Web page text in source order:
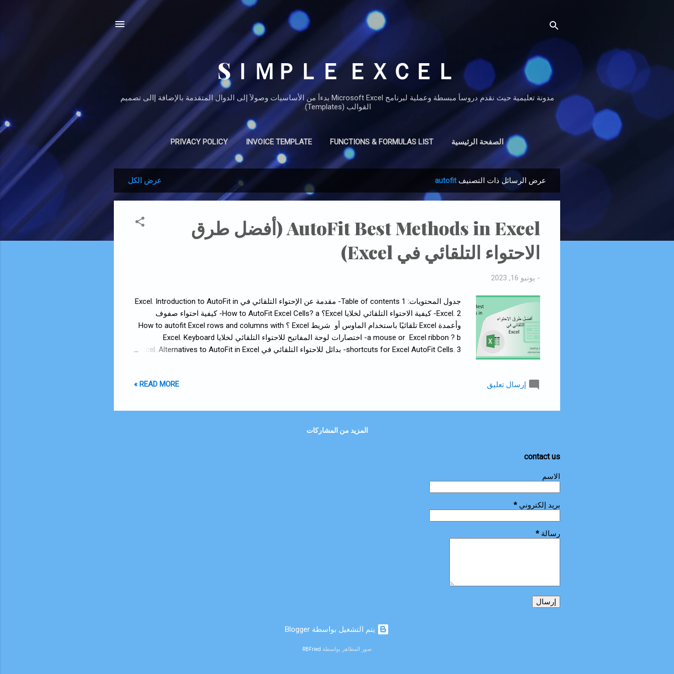
التخطي إلى المحتوى الرئيسي
SＩＭＰＬＥ ＥＸＣＥＬ
مدونة تعليمية حيث نقدم دروساَ مبسطة وعملية لبرنامج Microsoft Excel بدءاَ من الأساسيات وصولاَ إلى الدوال المتقدمة بالإضافة إالى تصميم
القوالب (Templates).
الصفحة الرئيسية FUNCTIONS & FORMULAS LIST
INVOICE TEMPLATE
PRIVACY POLICY
ل
عرض الرسائل ذات التصنيفautofit عرض الكل
AutoFit Best Methods in Excel (أفضل طرق
الاحتواء التلقائي في Excel)
- يونيو 16, 2023
جدول المحتويات: Table of contents 1- مقدمة عن الإحتواء التلقائي في Excel. Introduction to AutoFit in
Excel. 2- كيفية الاحتواء التلقائي لخلايا Excel؟ How to AutoFit Excel Cells? a- كيفية احتواء صفوف
وأعمدة Excel تلقائيًا باستخدام الماوس أو شريط Excel ؟ How to autofit Excel rows and columns with
a mouse or Excel ribbon ? b- اختصارات لوحة المفاتيح للاحتواء التلقائي لخلايا Excel. Keyboard
إرسال تعليق READ MORE »
المزيد من المشاركات
contact us
الاسم
بريد إلكتروني*
رسالة*
‏يتم التشغيل بواسطة Blogger
صور المظاهر بواسطة RBFried